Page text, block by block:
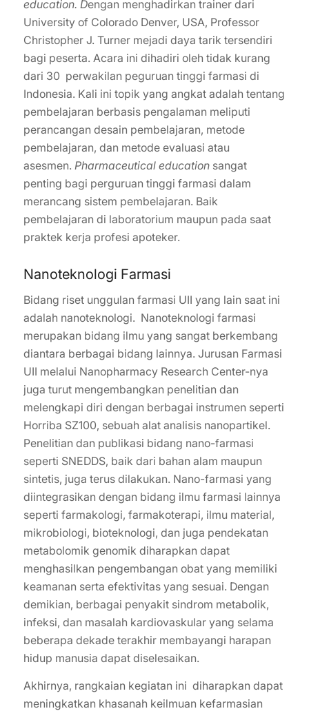
education. Dengan menghadirkan trainer dari
University of Colorado Denver, USA, Professor
Christopher J. Turner mejadi daya tarik tersendiri
bagi peserta. Acara ini dihadiri oleh tidak kurang
dari 30 perwakilan peguruan tinggi farmasi di
Indonesia. Kali ini topik yang angkat adalah tentang
pembelajaran berbasis pengalaman meliputi
perancangan desain pembelajaran, metode
pembelajaran, dan metode evaluasi atau
asesmen. Pharmaceutical educationsangat
penting bagi perguruan tinggi farmasi dalam
merancang sistem pembelajaran. Baik
pembelajaran di laboratorium maupun pada saat
praktek kerja profesi apoteker.
Nanoteknologi Farmasi
Bidang riset unggulan farmasi UII yang lain saat ini
adalah nanoteknologi. Nanoteknologi farmasi
merupakan bidang ilmu yang sangat berkembang
diantara berbagai bidang lainnya. Jurusan Farmasi
UII melalui Nanopharmacy Research Center-nya
juga turut mengembangkan penelitian dan
melengkapi diri dengan berbagai instrumen seperti
Horriba SZ100, sebuah alat analisis nanopartikel.
Penelitian dan publikasi bidang nano-farmasi
seperti SNEDDS, baik dari bahan alam maupun
sintetis, juga terus dilakukan. Nano-farmasi yang
diintegrasikan dengan bidang ilmu farmasi lainnya
seperti farmakologi, farmakoterapi, ilmu material,
mikrobiologi, bioteknologi, dan juga pendekatan
metabolomik genomik diharapkan dapat
menghasilkan pengembangan obat yang memiliki
keamanan serta efektivitas yang sesuai. Dengan
demikian, berbagai penyakit sindrom metabolik,
infeksi, dan masalah kardiovaskular yang selama
beberapa dekade terakhir membayangi harapan
hidup manusia dapat diselesaikan.
Akhirnya, rangkaian kegiatan ini diharapkan dapat
meningkatkan khasanah keilmuan kefarmasian